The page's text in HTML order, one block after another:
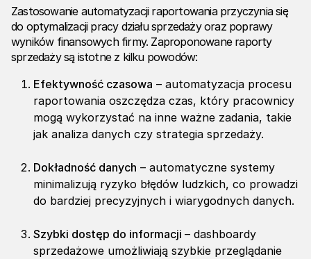
Zastosowanie automatyzacji raportowaniaprzyczynia się
do optymalizacji pracy działu sprzedaży oraz poprawy
wyników finansowych firmy. Zaproponowane raporty
sprzedaży są istotne z kilku powodów:
Efektywność czasowa – automatyzacja procesu
raportowania oszczędza czas, który pracownicy
mogą wykorzystać na inne ważne zadania, takie
jak analiza danych czy strategia sprzedaży.
Dokładność danych – automatyczne systemy
minimalizują ryzyko błędów ludzkich, co prowadzi
do bardziej precyzyjnych i wiarygodnych danych.
Szybki dostęp do informacji – dashboardy
sprzedażowe umożliwiają szybkie przeglądanie